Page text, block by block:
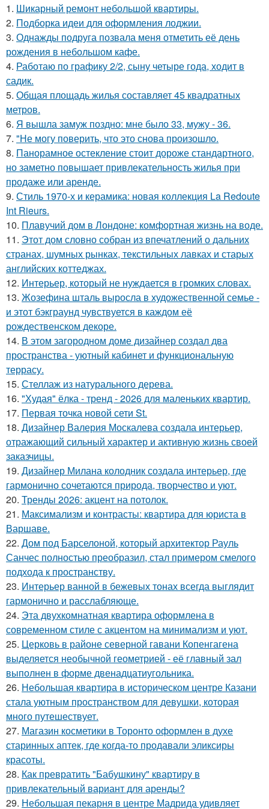
1. Шикарный ремонт небольшой квартиры.
2. Подборка идеи для оформления лоджии.
3. Однажды подруга позвала меня отметить её день
рождения в небольшом кафе.
4. Работаю по графику 2/2, сыну четыре года, ходит в
садик.
5. Общая площадь жилья составляет 45 квадратных
метров.
6. Я вышла замуж поздно: мне было 33, мужу - 36.
7. "Не могу поверить, что это снова произошло.
8. Панорамное остекление стоит дороже стандартного,
но заметно повышает привлекательность жилья при
продаже или аренде.
9. Стиль 1970-х и керамика: новая коллекция La Redoute
Int Rieurs.
10. Плавучий дом в Лондоне: комфортная жизнь на воде.
11. Этот дом словно собран из впечатлений о дальних
странах, шумных рынках, текстильных лавках и старых
английских коттеджах.
12. Интерьер, который не нуждается в громких словах.
13. Жозефина шталь выросла в художественной семье -
и этот бэкграунд чувствуется в каждом её
рождественском декоре.
14. В этом загородном доме дизайнер создал два
пространства - уютный кабинет и функциональную
террасу.
15. Стеллаж из натурального дерева.
16. "Худая" ёлка - тренд - 2026 для маленьких квартир.
17. Первая точка новой сети St.
18. Дизайнер Валерия Москалева создала интерьер,
отражающий сильный характер и активную жизнь своей
заказчицы.
19. Дизайнер Милана колодник создала интерьер, где
гармонично сочетаются природа, творчество и уют.
20. Тренды 2026: акцент на потолок.
21. Максимализм и контрасты: квартира для юриста в
Варшаве.
22. Дом под Барселоной, который архитектор Рауль
Санчес полностью преобразил, стал примером смелого
подхода к пространству.
23. Интерьер ванной в бежевых тонах всегда выглядит
гармонично и расслабляюще.
24. Эта двухкомнатная квартира оформлена в
современном стиле с акцентом на минимализм и уют.
25. Церковь в районе северной гавани Копенгагена
выделяется необычной геометрией - её главный зал
выполнен в форме двенадцатиугольника.
26. Небольшая квартира в историческом центре Казани
стала уютным пространством для девушки, которая
много путешествует.
27. Магазин косметики в Торонто оформлен в духе
старинных аптек, где когда-то продавали эликсиры
красоты.
28. Как превратить "Бабушкину" квартиру в
привлекательный вариант для аренды?
29. Небольшая пекарня в центре Мадрида удивляет